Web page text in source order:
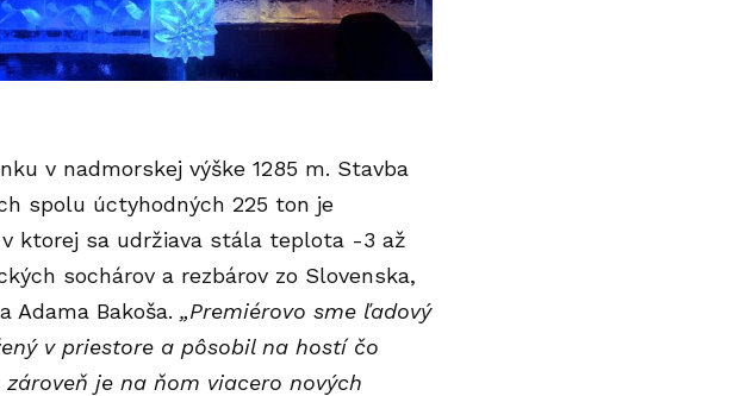
v nadmorskej výške 1285 m. Stavba
spolu úctyhodných 225 ton je
ktorej sa udržiava stála teplota -3 až
sochárov a rezbárov zo Slovenska,
Adama Bakoša. „Premiérovo sme ľadový
v priestore a pôsobil na hostí čo
je na ňom viacero nových